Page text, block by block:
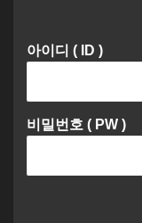
아이디 ( ID )
비밀번호 ( PW )